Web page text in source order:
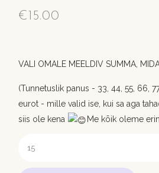
€ 15.00
VALI OMALE MEELDIV SUMMA,
(Tunnetuslik panus - 33, 44, 55, 66,
eurot - mille valid ise, kui sa aga
siis ole kena
Me kõik oleme